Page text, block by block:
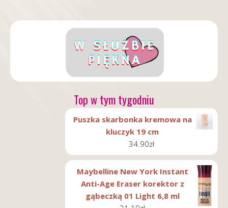
Top w tym tygodniu
Puszka skarbonka kremowa na
kluczyk 19 cm
34.90zł
Maybelline New York Instant
Anti-Age Eraser korektor z
gąbeczką 01 Light 6,8 ml